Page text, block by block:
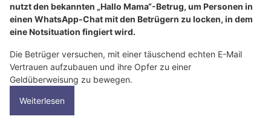
nutzt den bekannten „Hallo Mama“-Betrug, um Personen in
einen WhatsApp-Chat mit den Betrügern zu locken, in dem
eine Notsituation fingiert wird.
Die Betrüger versuchen, mit einer täuschend echten E-Mail
Vertrauen aufzubauen und ihre Opfer zu einer
Geldüberweisung zu bewegen.
Weiterlesen